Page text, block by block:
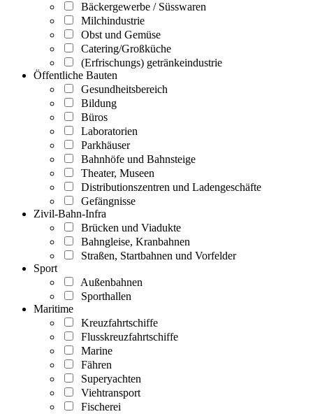
Bäckergewerbe / Süsswaren
Milchindustrie
Obst und Gemüse
Catering/Großküche
(Erfrischungs) getränkeindustrie
Öffentliche Bauten
Gesundheitsbereich
Bildung
Büros
Laboratorien
Parkhäuser
Bahnhöfe und Bahnsteige
Theater, Museen
Distributionszentren und Ladengeschäfte
Gefängnisse
Zivil-Bahn-Infra
Brücken und Viadukte
Bahngleise, Kranbahnen
Straßen, Startbahnen und Vorfelder
Sport
Außenbahnen
Sporthallen
Maritime
Kreuzfahrtschiffe
Flusskreuzfahrtschiffe
Marine
Fähren
Superyachten
Viehtransport
Fischerei